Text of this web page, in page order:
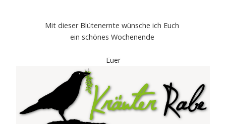
Mit dieser Blütenernte wünsche ich Euch
ein schönes Wochenende
Euer